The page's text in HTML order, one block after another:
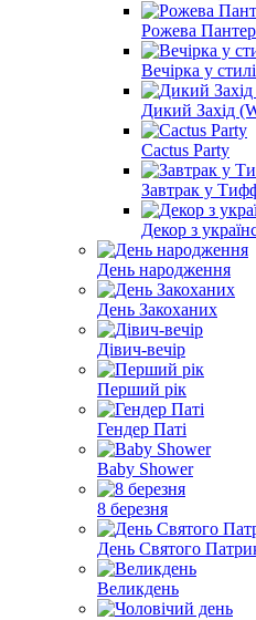
Рожева
Вечірка у
Дикий Захід
Cactus Party
Завтрак у
Декор з
День народження
День Закоханих
Дівич-вечір
Перший рік
Гендер Паті
Baby Shower
8 березня
День Святого
Великдень